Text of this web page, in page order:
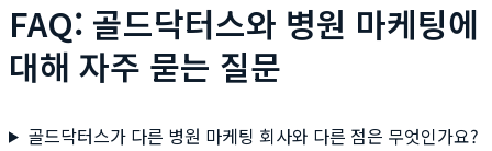
FAQ: 골드닥터스와 병원 마케팅에
대해 자주 묻는 질문
골드닥터스가 다른 병원 마케팅 회사와 다른 점은 무엇인가요?